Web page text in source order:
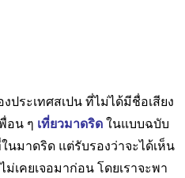
งประเทศสเปน ที่ไม่ได้มีชื่อเสียง
อน ๆ เที่ยวมาดริด ในแบบฉบับ
นมาดริด แต่รับรองว่าจะได้เห็น
เคยเจอมาก่อน โดยเราจะพา